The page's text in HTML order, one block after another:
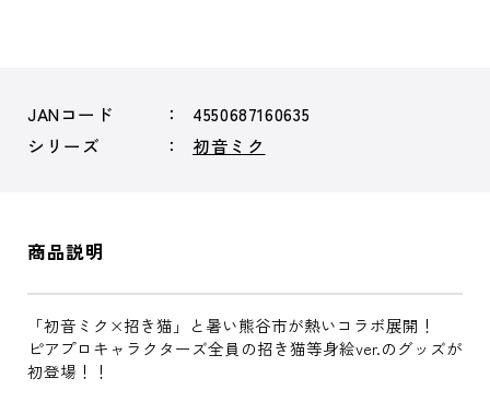
JANコード
4550687160635
シリーズ
初音ミク
商品説明
「初音ミク×招き猫」と暑い熊谷市が熱いコラボ展開！
ピアプロキャラクターズ全員の招き猫等身絵ver.のグッズが
初登場！！